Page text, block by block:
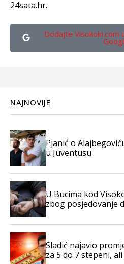
24sata.hr.
Dodajte Visokoin.com
NAJNOVIJE
Pjanić o
u Juventusu
U Bucima kod
zbog posjedovanje
Sladić najavio
za 5 do 7 stepeni,